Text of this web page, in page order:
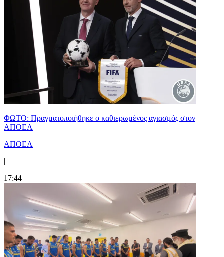
ΦΩΤΟ: Πραγματοποιήθηκε ο καθιερωμένος αγιασμός στον
ΑΠΟΕΛ
ΑΠΟΕΛ
|
17:44